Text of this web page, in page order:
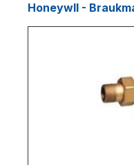
Honeywll -